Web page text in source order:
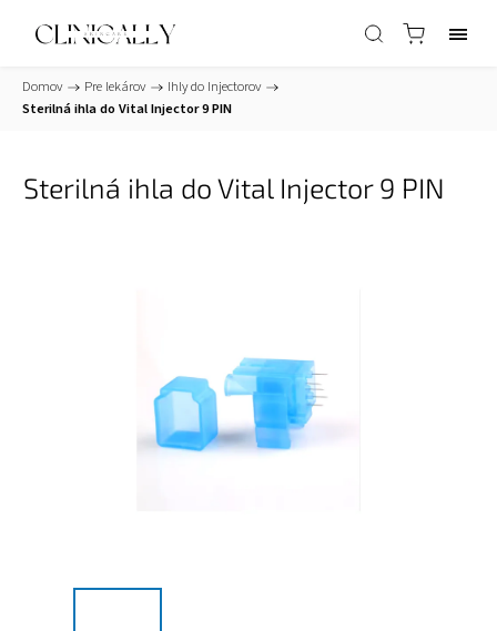
Domov / Pre lekárov / Ihly do Injectorov /
Sterilná ihla do Vital Injector 9 PIN
Sterilná ihla do Vital Injector 9 PIN